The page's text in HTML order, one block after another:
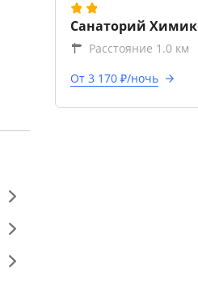
Санаторий Химик
Расстояние 1.0 км
От 3 170 ₽/ночь